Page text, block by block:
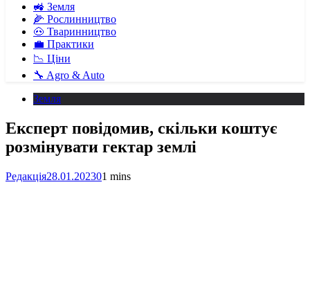
🚜 Земля
🌽 Рослинництво
🐽 Тваринництво
💼 Практики
📉 Ціни
🔧 Agro & Auto
Земля
Експерт повідомив, скільки коштує
розмінувати гектар землі
Редакція28.01.202301 mins